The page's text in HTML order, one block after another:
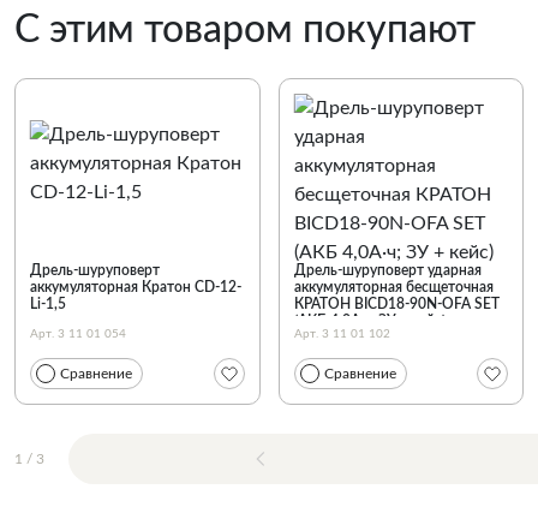
С этим товаром покупают
Дрель-шуруповерт
аккумуляторная Кратон CD-12-
Li-1,5
Арт. 3 11 01 054
Сравнение
Дрель-шуруповерт ударная
аккумуляторная бесщеточная
КРАТОН BICD18-90N-OFA SET
(АКБ 4,0А·ч; ЗУ + кейс)
Арт. 3 11 01 102
Сравнение
1 / 3